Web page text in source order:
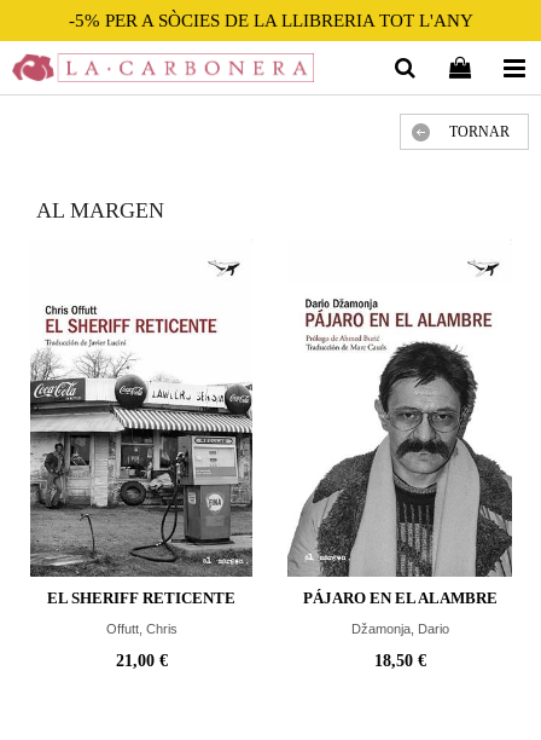
-5% PER A SÒCIES DE LA LLIBRERIA TOT L'ANY
TORNAR
AL MARGEN
EL SHERIFF RETICENTE
Offutt, Chris
21,00 €
PÁJARO EN EL ALAMBRE
Džamonja, Dario
18,50 €